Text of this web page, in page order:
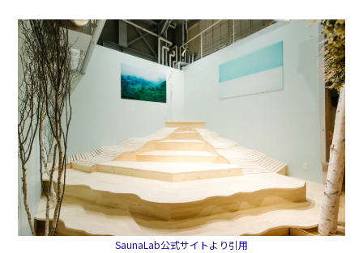
SaunaLab公式サイトより引用